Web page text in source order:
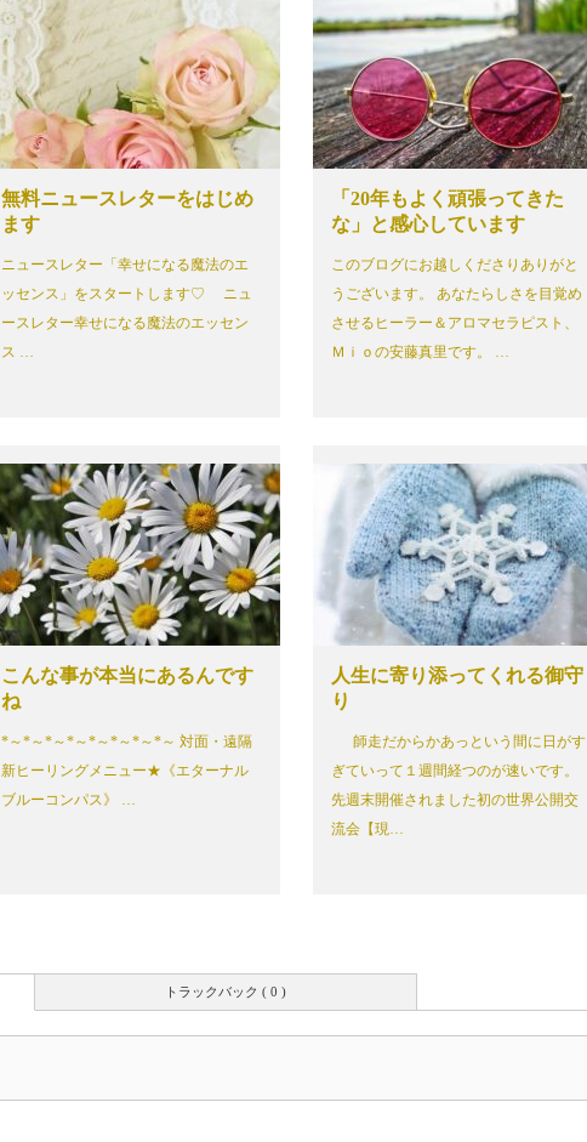
無料ニュースレターをはじめ
ます
ニュースレター「幸せになる魔法のエ
ッセンス」をスタートします♡ ニュ
ースレター幸せになる魔法のエッセン
ス …
「20年もよく頑張ってきた
な」と感心しています
このブログにお越しくださりありがと
うございます。 あなたらしさを目覚め
させるヒーラー＆アロマセラピスト、
Ｍｉｏの安藤真里です。 …
こんな事が本当にあるんです
ね
*～*～*～*～*～*～*～*～ 対面・遠隔
新ヒーリングメニュー★《エターナル
ブルーコンパス》 …
人生に寄り添ってくれる御守
り
師走だからかあっという間に日がす
ぎていって１週間経つのが速いです。
先週末開催されました初の世界公開交
流会【現…
トラックバック ( 0 )